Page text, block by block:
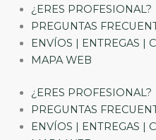
¿ERES PROFESIONAL?
PREGUNTAS
ENVÍOS | ENTREGAS |
MAPA WEB
¿ERES PROFESIONAL?
PREGUNTAS
ENVÍOS | ENTREGAS |